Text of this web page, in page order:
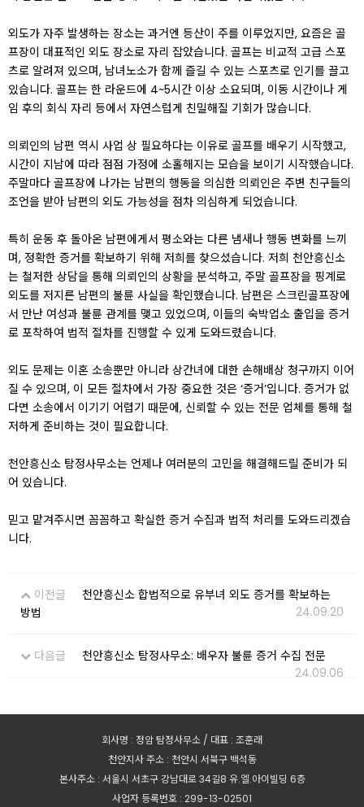
외도가 자주 발생하는 장소는 과거엔 등산이 주를 이루었지만, 요즘은 골
프장이 대표적인 외도 장소로 자리 잡았습니다. 골프는 비교적 고급 스포
츠로 알려져 있으며, 남녀노소가 함께 즐길 수 있는 스포츠로 인기를 끌고
있습니다. 골프는 한 라운드에 4~5시간 이상 소요되며, 이동 시간이나 게
임 후의 회식 자리 등에서 자연스럽게 친밀해질 기회가 많습니다.
의뢰인의 남편 역시 사업 상 필요하다는 이유로 골프를 배우기 시작했고,
시간이 지남에 따라 점점 가정에 소홀해지는 모습을 보이기 시작했습니다.
주말마다 골프장에 나가는 남편의 행동을 의심한 의뢰인은 주변 친구들의
조언을 받아 남편의 외도 가능성을 점차 의심하게 되었습니다.
특히 운동 후 돌아온 남편에게서 평소와는 다른 냄새나 행동 변화를 느끼
며, 정확한 증거를 확보하기 위해 저희를 찾으셨습니다. 저희 천안흥신소
는 철저한 상담을 통해 의뢰인의 상황을 분석하고, 주말 골프장을 핑계로
외도를 저지른 남편의 불륜 사실을 확인했습니다. 남편은 스크린골프장에
서 만난 여성과 불륜 관계를 맺고 있었으며, 이들의 숙박업소 출입을 증거
로 포착하여 법적 절차를 진행할 수 있게 도와드렸습니다.
외도 문제는 이혼 소송뿐만 아니라 상간녀에 대한 손해배상 청구까지 이어
질 수 있으며, 이 모든 절차에서 가장 중요한 것은 ‘증거’입니다. 증거가 없
다면 소송에서 이기기 어렵기 때문에, 신뢰할 수 있는 전문 업체를 통해 철
저하게 준비하는 것이 필요합니다.
천안흥신소 탐정사무소는 언제나 여러분의 고민을 해결해드릴 준비가 되
어 있습니다.
믿고 맡겨주시면 꼼꼼하고 확실한 증거 수집과 법적 처리를 도와드리겠습
니다.
이전글
천안흥신소 합법적으로 유부녀 외도 증거를 확보하는
방법
24.09.20
다음글
천안흥신소 탐정사무소: 배우자 불륜 증거 수집 전문
24.09.06
회사명 : 정암 탐정사무소 / 대표 : 조훈래
천안지사 주소 : 천안시 서북구 백석동
본사주소 : 서울시 서초구 강남대로 34길8 유.엘.아이빌딩 6층
사업자 등록번호 : 299-13-02501